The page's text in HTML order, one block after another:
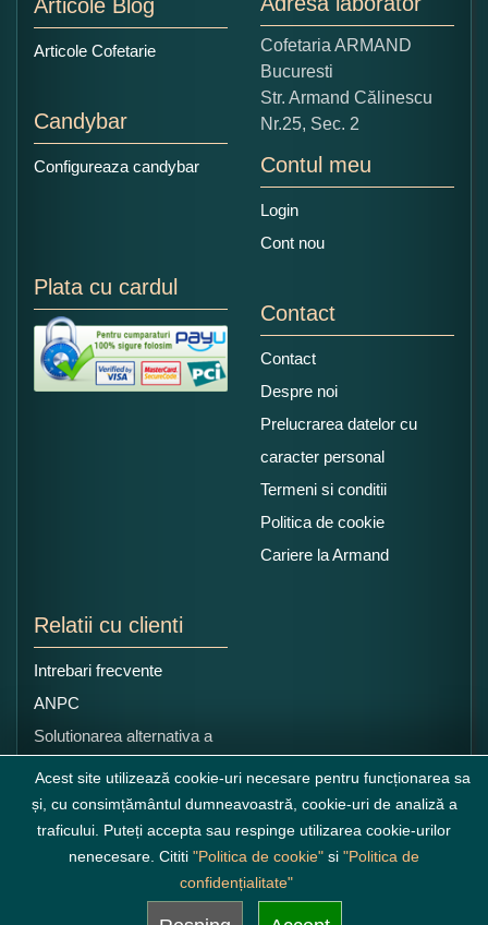
Copiati alaturi numarul din imagine:
Articole Blog
Articole Cofetarie
Candybar
Configureaza candybar
Cofetaria ARMAND
Bucuresti
Str. Armand Călinescu
Nr.25, Sec. 2
Contul meu
Login
Cont nou
Plata cu cardul
Contact
Contact
Despre noi
Prelucrarea datelor cu
caracter personal
Termeni si conditii
Politica de cookie
Cariere la Armand
Relatii cu clienti
Intrebari frecvente
ANPC
Solutionarea alternativa a
litigiilor
Acest site utilizează cookie-uri necesare pentru funcționarea sa
și, cu consimțământul dumneavoastră, cookie-uri de analiză a
traficului. Puteți accepta sau respinge utilizarea cookie-urilor
nenecesare. Cititi "Politica de cookie" si "Politica de
confidențialitate"